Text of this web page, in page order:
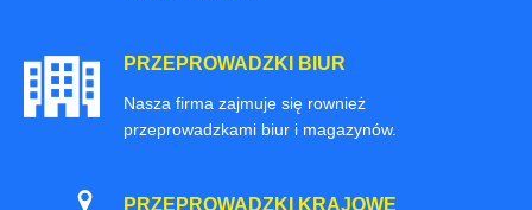
PRZEPROWADZKI BIUR
Nasza firma zajmuje się rownież
przeprowadzkami biur i magazynów.
PRZEPROWADZKI KRAJOWE